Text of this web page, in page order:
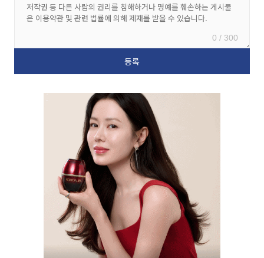
0 / 300